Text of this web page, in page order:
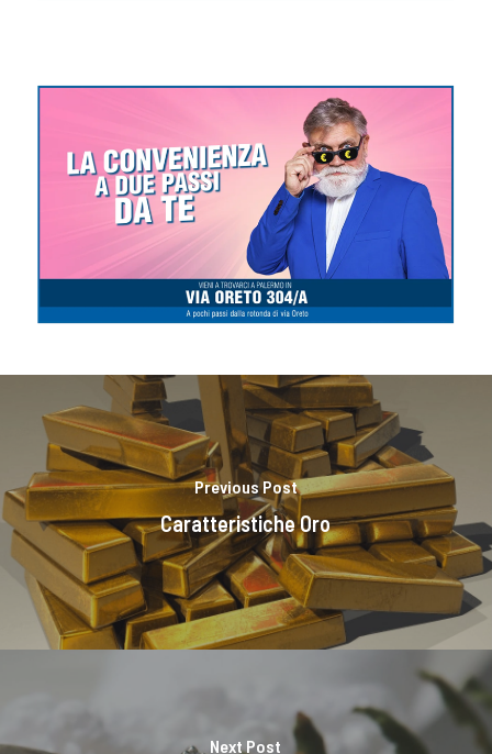
Previous Post
Caratteristiche Oro
Next Post